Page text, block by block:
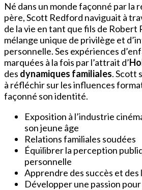
Né dans un monde façonné par la
père, Scott Redford naviguait à
de la vie en tant que fils de Robert
mélange unique de privilège et
personnelle. Ses expériences
marquées à la fois par l’attrait d’
des dynamiques familiales. Scott
à réfléchir sur les influences
façonné son identité.
Exposition à l’industrie
son jeune âge
Relations familiales soudées
Équilibrer la perception
personnelle
Apprendre des succès et
Développer une passion